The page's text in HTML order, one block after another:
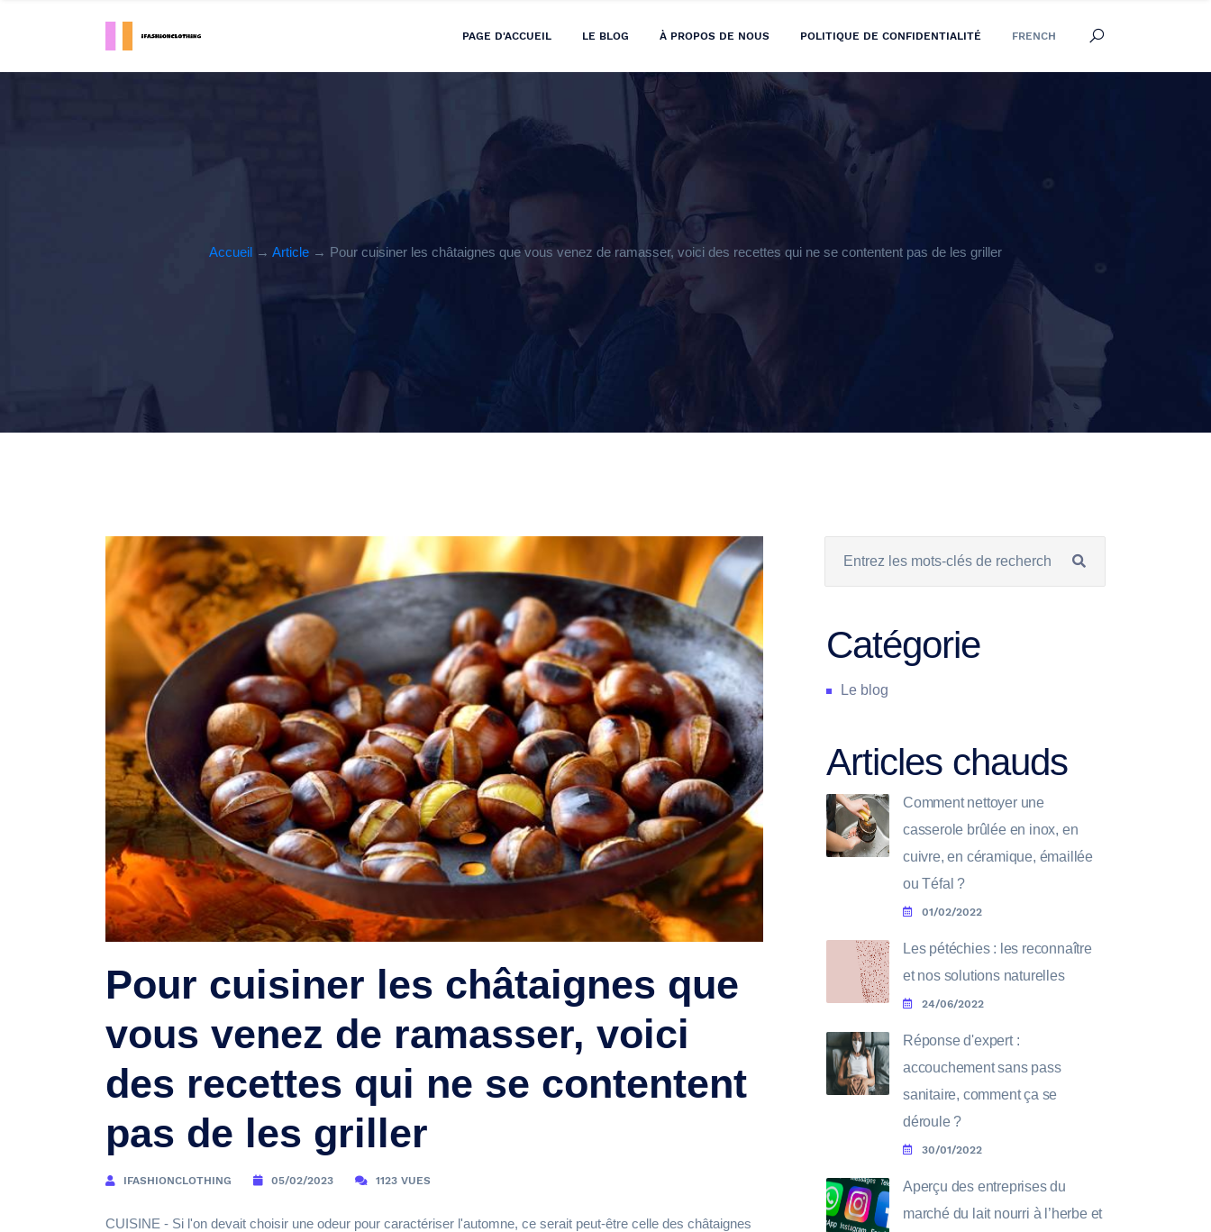
PAGE D'ACCUEIL LE BLOG À PROPOS DE NOUS POLITIQUE DE CONFIDENTIALITÉ FRENCH
Accueil → Article → Pour cuisiner les châtaignes que vous venez de ramasser, voici des recettes qui ne se contentent pas de les griller
Pour cuisiner les châtaignes que
vous venez de ramasser, voici
des recettes qui ne se contentent
pas de les griller
IFASHIONCLOTHING 05/02/2023 1123 VUES
CUISINE - Si l'on devait choisir une odeur pour caractériser l'automne, ce serait peut-être celle des châtaignes
Catégorie
Le blog
Articles chauds
Comment nettoyer une
casserole brûlée en inox, en
cuivre, en céramique, émaillée
ou Téfal ?
01/02/2022
Les pétéchies : les reconnaître
et nos solutions naturelles
24/06/2022
Réponse d'expert :
accouchement sans pass
sanitaire, comment ça se
déroule ?
30/01/2022
Aperçu des entreprises du
marché du lait nourri à l’herbe et